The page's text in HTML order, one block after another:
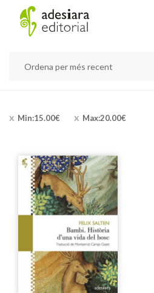
Min:15.00€ Max:20.00€